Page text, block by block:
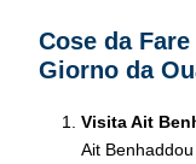
Cose da
Giorno da
Visita Ait
Ait